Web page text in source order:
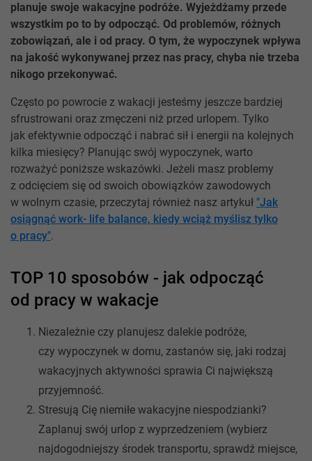
planuje swoje wakacyjne podróże. Wyjeżdżamy przede
wszystkim po to by odpocząć. Od problemów, różnych
zobowiązań, ale i od pracy. O tym, że wypoczynek wpływa
na jakość wykonywanej przez nas pracy, chyba nie trzeba
nikogo przekonywać.
Często po powrocie z wakacji jesteśmy jeszcze bardziej
sfrustrowani oraz zmęczeni niż przed urlopem. Tylko
jak efektywnie odpocząć i nabrać sił i energii na kolejnych
kilka miesięcy? Planując swój wypoczynek, warto
rozważyć poniższe wskazówki. Jeżeli masz problemy
z odcięciem się od swoich obowiązków zawodowych
w wolnym czasie, przeczytaj również nasz artykuł "Jak
osiągnąć work- life balance, kiedy wciąż myślisz tylko
o pracy".
TOP 10 sposobów - jak odpocząć
od pracy w wakacje
Niezależnie czy planujesz dalekie podróże,
czy wypoczynek w domu, zastanów się, jaki rodzaj
wakacyjnych aktywności sprawia Ci największą
przyjemność.
Stresują Cię niemiłe wakacyjne niespodzianki?
Zaplanuj swój urlop z wyprzedzeniem (wybierz
najdogodniejszy środek transportu, sprawdź miejsce,